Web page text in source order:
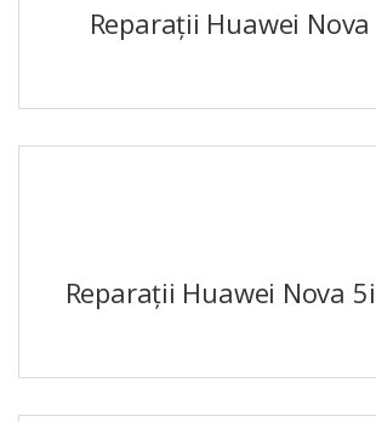
Reparații Huawei
Reparații Huawei Nova